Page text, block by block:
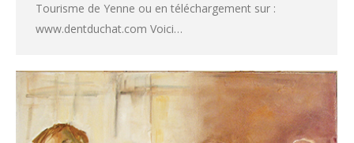
Tourisme de Yenne ou en téléchargement sur :
www.dentduchat.com Voici…